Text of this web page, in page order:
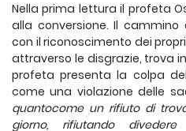
Nella prima lettura il profeta
alla conversione. Il
con il riconoscimento dei
attraverso le disgrazie, trova
profeta presenta la colpa
come una violazione delle
quantocome un rifiuto di
giorno, rifiutando divedere